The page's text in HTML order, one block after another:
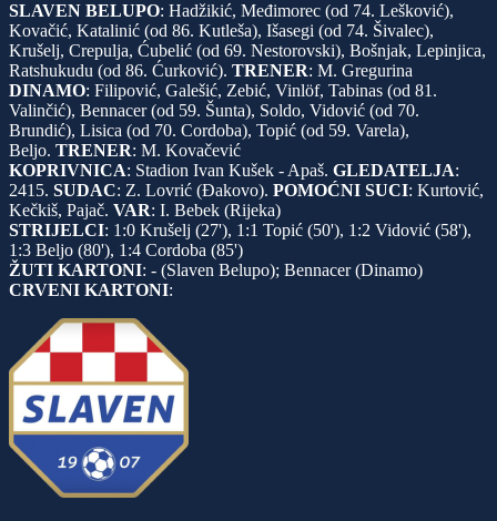
SLAVEN BELUPO: Hadžikić, Međimorec (od 74. Lešković),
Kovačić, Katalinić (od 86. Kutleša), Išasegi (od 74. Šivalec),
Krušelj, Crepulja, Ćubelić (od 69. Nestorovski), Bošnjak, Lepinjica,
Ratshukudu (od 86. Ćurković). TRENER: M. Gregurina
DINAMO: Filipović, Galešić, Zebić, Vinlöf, Tabinas (od 81.
Valinčić), Bennacer (od 59. Šunta), Soldo, Vidović (od 70.
Brundić), Lisica (od 70. Cordoba), Topić (od 59. Varela),
Beljo. TRENER: M. Kovačević
KOPRIVNICA: Stadion Ivan Kušek - Apaš. GLEDATELJA:
2415. SUDAC: Z. Lovrić (Đakovo). POMOĆNI SUCI: Kurtović,
Kečkiš, Pajač. VAR: I. Bebek (Rijeka)
STRIJELCI: 1:0 Krušelj (27'), 1:1 Topić (50'), 1:2 Vidović (58'),
1:3 Beljo (80'), 1:4 Cordoba (85')
ŽUTI KARTONI: - (Slaven Belupo); Bennacer (Dinamo)
CRVENI KARTONI: